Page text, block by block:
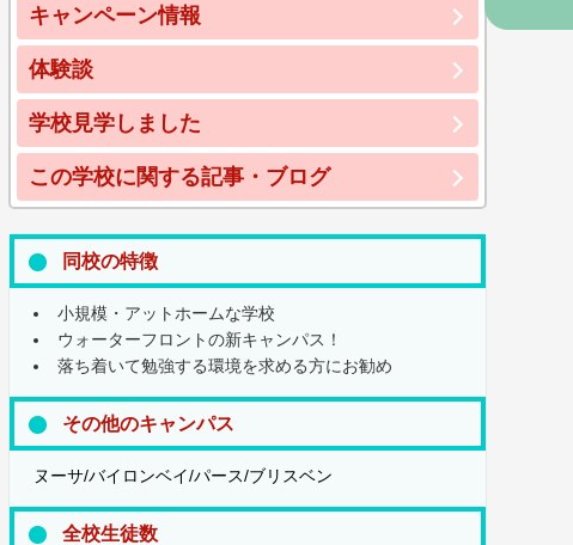
キャンペーン情報
体験談
学校見学しました
この学校に関する記事・ブログ
同校の特徴
小規模・アットホームな学校
ウォーターフロントの新キャンパス！
落ち着いて勉強する環境を求める方にお勧め
その他のキャンパス
ヌーサ/バイロンベイ/パース/ブリスベン
全校生徒数